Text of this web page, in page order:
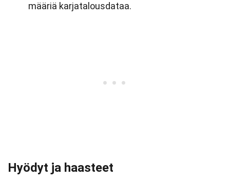
määriä karjatalousdataa.
Hyödyt ja haasteet